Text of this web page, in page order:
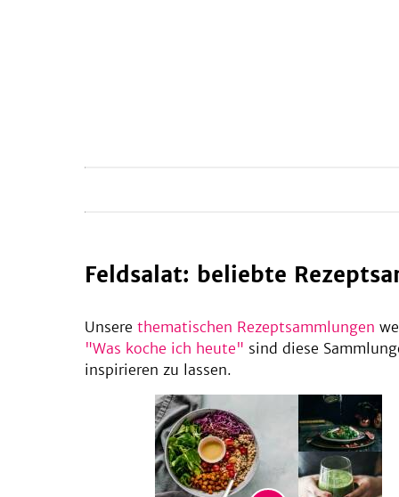
Feldsalat: beliebte
Unsere thematischen Rezeptsammlungen
"Was koche ich heute" sind diese
inspirieren zu lassen.